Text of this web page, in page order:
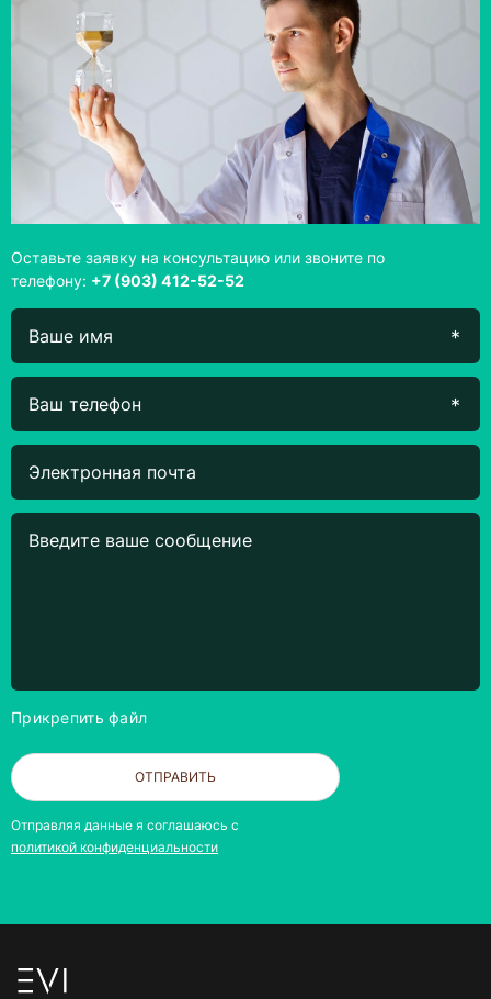
Оставьте заявку на консультацию или звоните по
телефону: +7 (903) 412-52-52
Прикрепить файл
ОТПРАВИТЬ
Отправляя данные я соглашаюсь с
политикой конфиденциальности